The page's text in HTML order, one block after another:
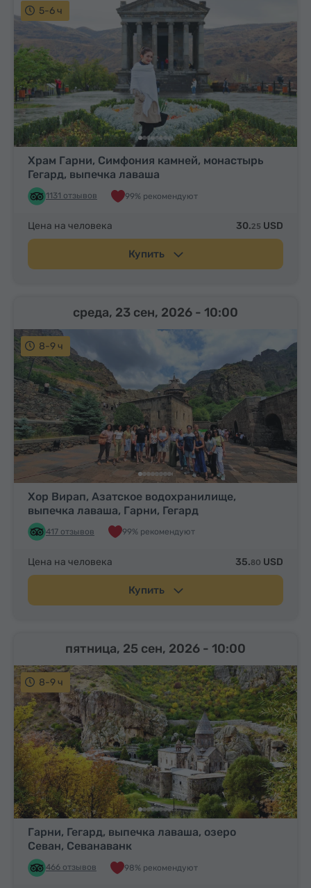
5-6 ч
Храм Гарни, Симфония камней, монастырь
Гегард, выпечка лаваша
1131 отзывов 99% рекомендуют
Цена на человека 30.25 USD
Купить
8-9 ч
Хор Вирап, Азатское водохранилище,
выпечка лаваша, Гарни, Гегард
417 отзывов 99% рекомендуют
среда, 23 сен, 2026 - 10:00
Цена на человека 35.80 USD
Купить
8-9 ч
Гарни, Гегард, выпечка лаваша, озеро
Севан, Севанаванк
466 отзывов 98% рекомендуют
пятница, 25 сен, 2026 - 10:00